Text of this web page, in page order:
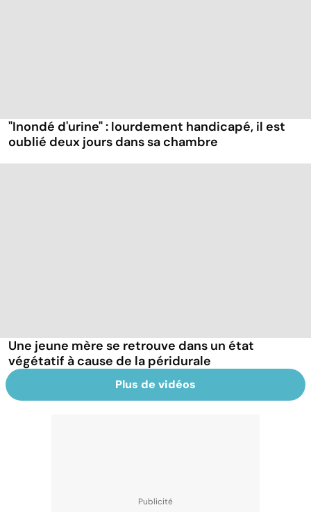
"Inondé d'urine" : lourdement handicapé, il est
oublié deux jours dans sa chambre
Une jeune mère se retrouve dans un état
végétatif à cause de la péridurale
Plus de vidéos